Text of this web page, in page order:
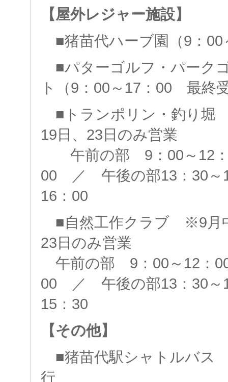
【屋外レジャー施設】
■猪苗代ハーブ園（9：00
■パターゴルフ・パーク
ト（9：00～17：00 最終
■トランポリン・釣り堀
19日、23日のみ営業
午前の部 9：00～12：
00 ／ 午後の部13：30～
16：00
■自然工作クラブ ※9月
23日のみ営業
午前の部 9：00～12：
00 ／ 午後の部13：30～
15：30
【その他】
■猪苗代駅シャトルバ
行